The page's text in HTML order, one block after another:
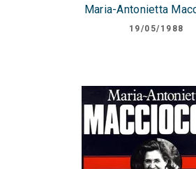
Maria-Antonietta
19/05/1988